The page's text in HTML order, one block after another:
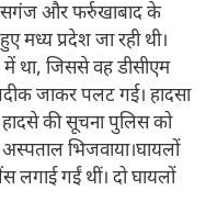
और फर्रुखाबाद के
मध्य प्रदेश जा रही थी।
था, जिससे वह डीसीएम
जाकर पलट गई। हादसा
हादसे की सूचना पुलिस को
भिजवाया।घायलों
गईं थीं। दो घायलों